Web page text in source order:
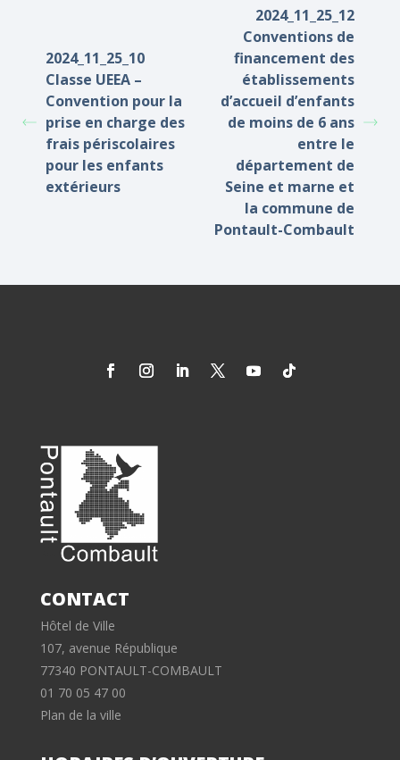
2024_11_25_10
Classe UEEA –
Convention pour la
prise en charge des
frais périscolaires
pour les enfants
extérieurs
2024_11_25_12
Conventions de
financement des
établissements
d’accueil d’enfants
de moins de 6 ans
entre le
département de
Seine et marne et
la commune de
Pontault-Combault
CONTACT
Hôtel de Ville
107, avenue République
77340 PONTAULT-COMBAULT
01 70 05 47 00
Plan de la ville